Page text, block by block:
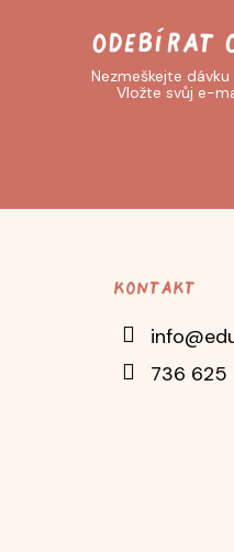
Vložte svůj e-
Kontakt
info@
736 625